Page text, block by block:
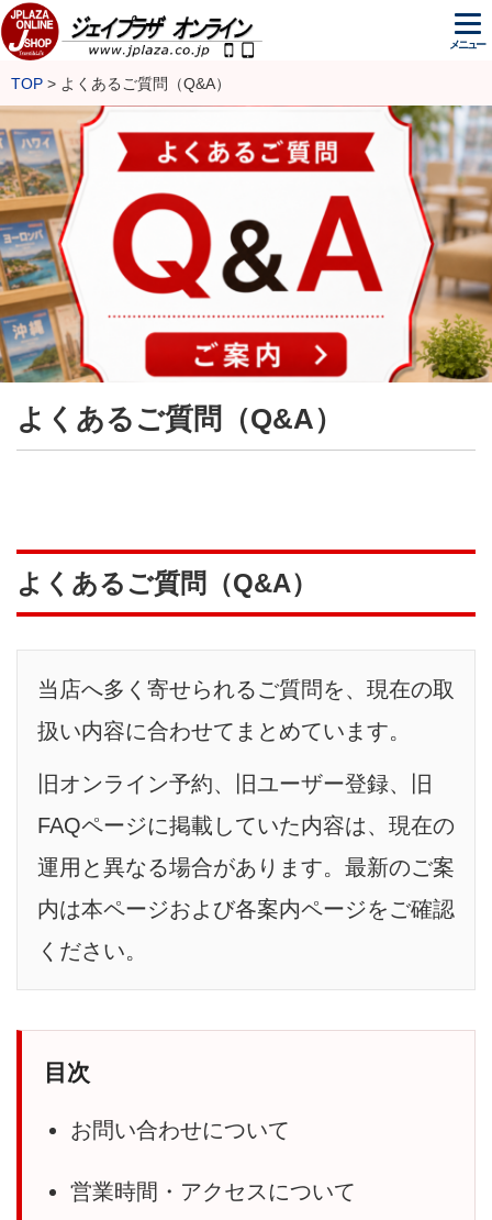
メニュー
TOP よくあるご質問（Q&A）
よくあるご質問（Q&A）
よくあるご質問（Q&A）
当店へ多く寄せられるご質問を、現在の取
扱い内容に合わせてまとめています。
旧オンライン予約、旧ユーザー登録、旧
FAQページに掲載していた内容は、現在の
運用と異なる場合があります。最新のご案
内は本ページおよび各案内ページをご確認
ください。
目次
お問い合わせについて
営業時間・アクセスについて